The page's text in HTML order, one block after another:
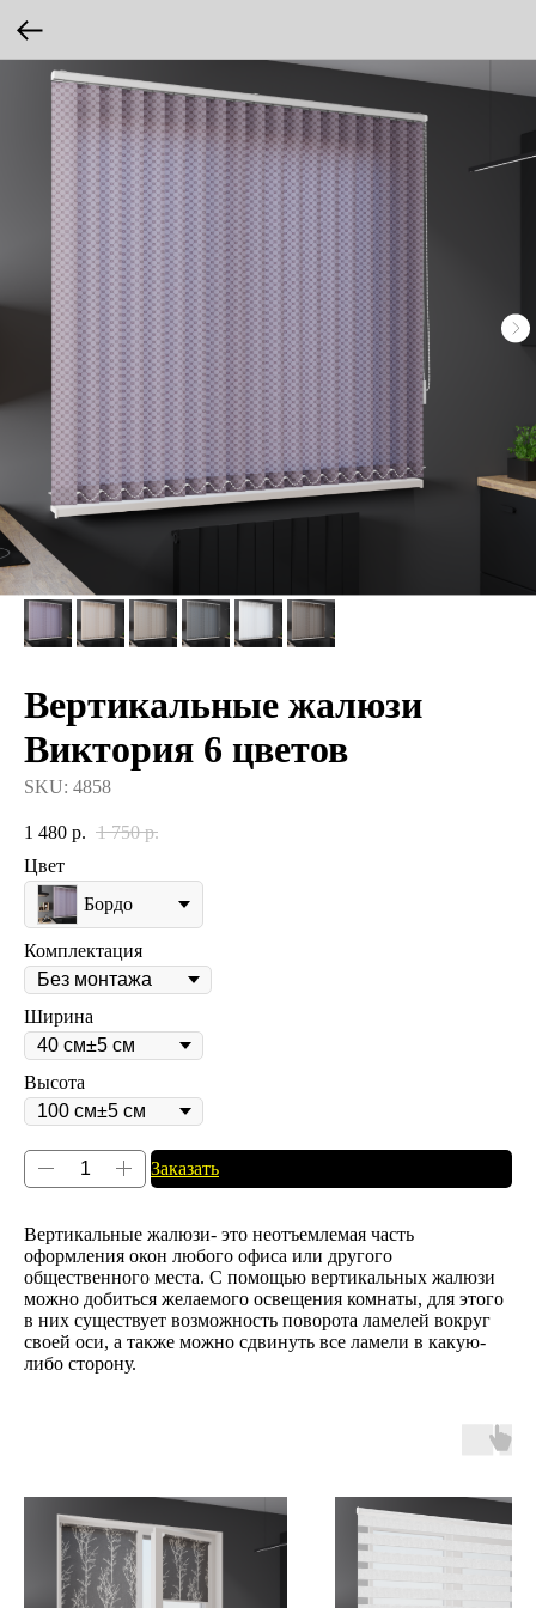
Вертикальные жалюзи
Виктория 6 цветов
SKU: 4858
1 480 р. 1 750 р.
Цвет
Бордо
Комплектация
Ширина
Высота
Заказать
Вертикальные жалюзи- это неотъемлемая часть
оформления окон любого офиса или другого
общественного места. С помощью вертикальных жалюзи
можно добиться желаемого освещения комнаты, для этого
в них существует возможность поворота ламелей вокруг
своей оси, а также можно сдвинуть все ламели в какую-
либо сторону.